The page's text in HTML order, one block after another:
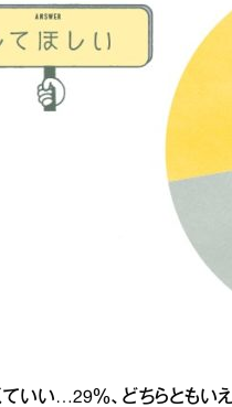
ていい…29％、どちらとも